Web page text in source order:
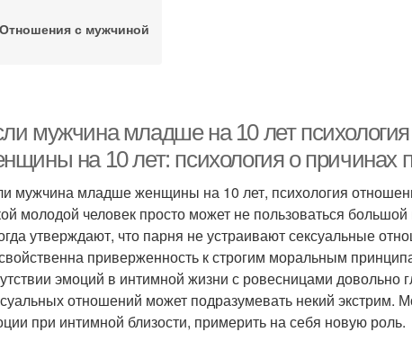
Отношения с мужчиной
мужчина младше на 10 лет
на 10 лет: психология о
мужчина младше женщины на 10 лет, психология
молодой человек просто может не пользоваться
утверждают, что парня не устраивают сексуальные
приверженность к строгим моральным
эмоций в интимной жизни с ровесницами
отношений может подразумевать некий экстрим.
при интимной близости, примерить на себя новую роль.